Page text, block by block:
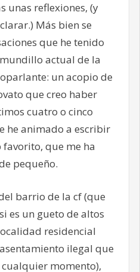
unas reflexiones, (y
Más bien se
que he tenido
actual de la
un acopio de
que creo haber
cuatro o cinco
he animado a escribir
que me ha
pequeño.
barrio de la cf (que
es un gueto de altos
residencial
ilegal que
momento),